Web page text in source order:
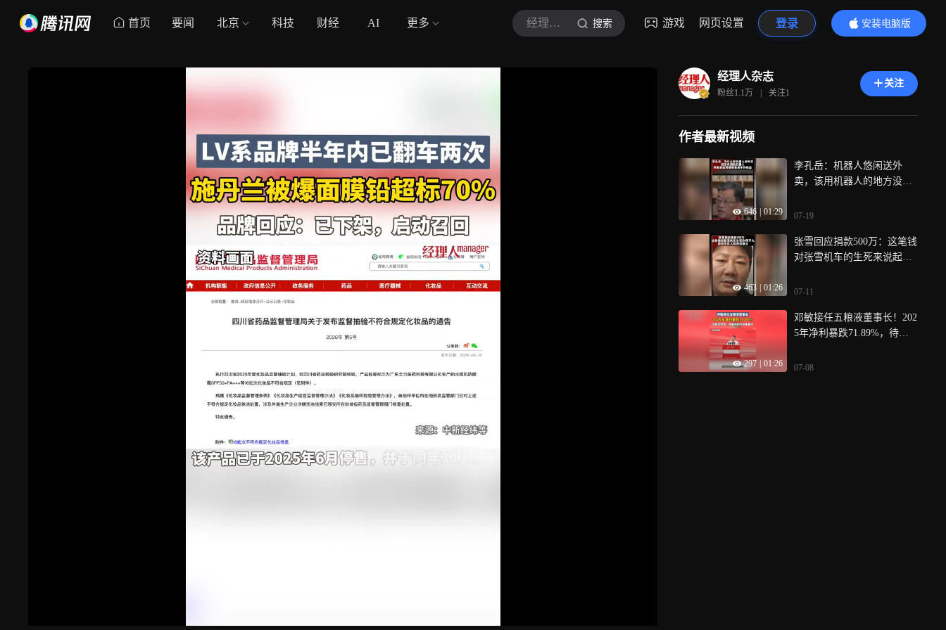
首页 要闻 北京 科技 财经 AI 更多 经理人杂志 搜索 游戏 网页设置 登录
安装电脑版
内容更精彩
经理人杂志
粉丝1.1万 | 关注1
关注
作者最新视频
646 01:29
李孔岳：机器人悠闲送外
卖，该用机器人的地方没
人？
07-19
463 01:26
张雪回应捐款500万：这笔钱
对张雪机车的生死来说起不
众来说有非常大的作用
07-11
297 01:26
邓敏接任五粮液董事长！202
5年净利暴跌71.89%，待化
07-08